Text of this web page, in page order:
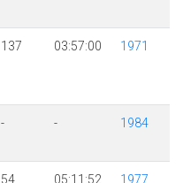
137 03:57:00 1971
- - 1984
54 05:11:52 1977